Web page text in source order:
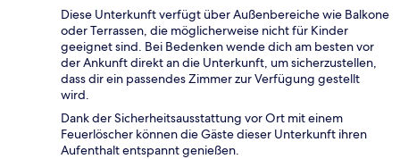
Diese Unterkunft verfügt über Außenbereiche wie Balkone
oder Terrassen, die möglicherweise nicht für Kinder
geeignet sind. Bei Bedenken wende dich am besten vor
der Ankunft direkt an die Unterkunft, um sicherzustellen,
dass dir ein passendes Zimmer zur Verfügung gestellt
wird.
Dank der Sicherheitsausstattung vor Ort mit einem
Feuerlöscher können die Gäste dieser Unterkunft ihren
Aufenthalt entspannt genießen.